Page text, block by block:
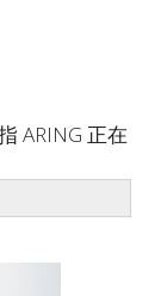
ARING 正在